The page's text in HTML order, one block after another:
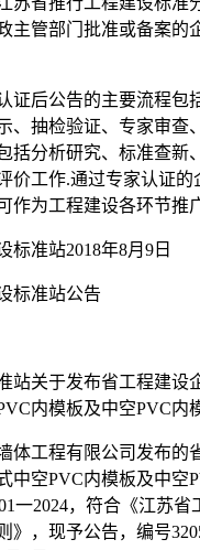
主管部门批准或备案的
证后公告的主要流程包
、抽检验证、专家审查
括分析研究、标准查新
价工作.通过专家认证的
作为工程建设各环节推
标准站2018年8月9日
标准站公告
站关于发布省工程建设
内模板及中空PVC内
体工程有限公司发布的
中空PVC内模板及中空
一2024，符合《江苏
》，现予公告，编号